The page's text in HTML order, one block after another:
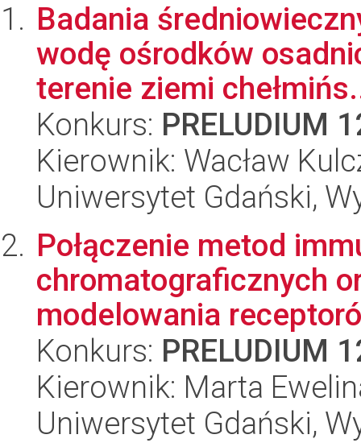
Badania
wodę ośrodków
terenie ziemi
Konkurs: PRELUDIUM
Kierownik: Wacław
Uniwersytet Gdański,
Połączenie metod
chromatograficznych
modelowania
Konkurs: PRELUDIUM
Kierownik: Marta
Uniwersytet Gdański,